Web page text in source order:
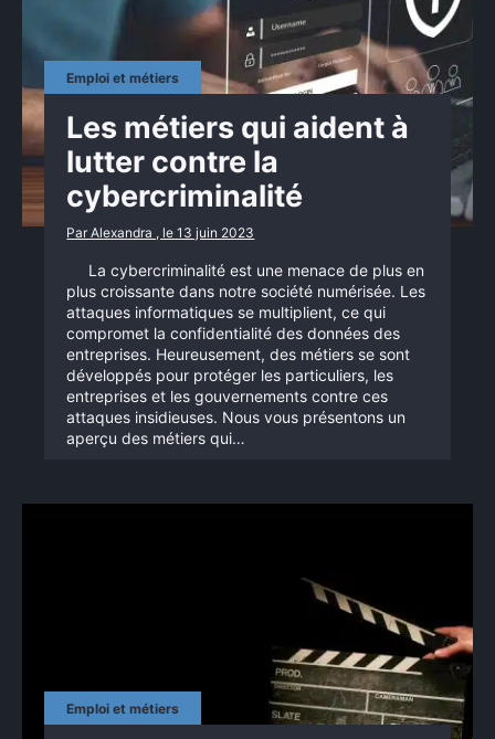
Emploi et métiers
Les métiers qui aident à
lutter contre la
cybercriminalité
Par Alexandra , le 13 juin 2023
La cybercriminalité est une menace de plus en
plus croissante dans notre société numérisée. Les
attaques informatiques se multiplient, ce qui
compromet la confidentialité des données des
entreprises. Heureusement, des métiers se sont
développés pour protéger les particuliers, les
entreprises et les gouvernements contre ces
attaques insidieuses. Nous vous présentons un
aperçu des métiers qui…
Emploi et métiers